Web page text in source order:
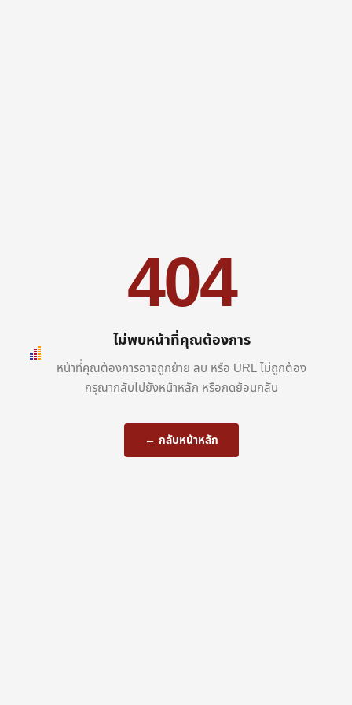
404
ไม่พบหน้าที่คุณต้องการ
หน้าที่คุณต้องการอาจถูกย้าย ลบ หรือ URL ไม่ถูกต้อง
กรุณากลับไปยังหน้าหลัก หรือกดย้อนกลับ
← กลับหน้าหลัก